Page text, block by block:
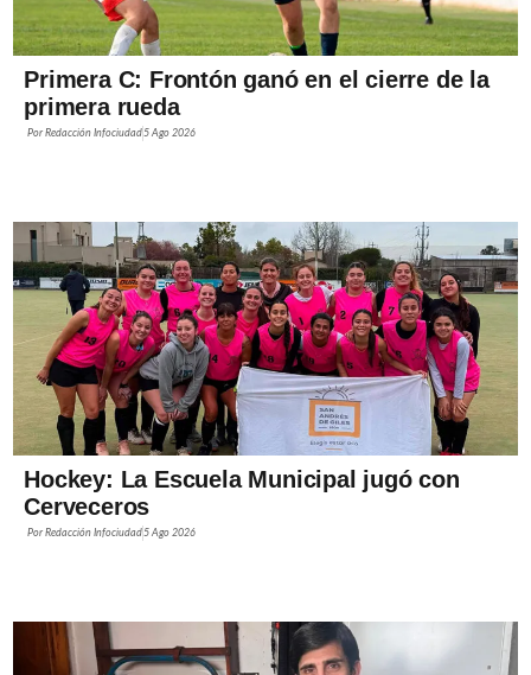
Primera C: Frontón ganó en el cierre de la
primera rueda
PorRedacción Infociudad5 Ago 2026
Hockey: La Escuela Municipal jugó con
Cerveceros
PorRedacción Infociudad5 Ago 2026